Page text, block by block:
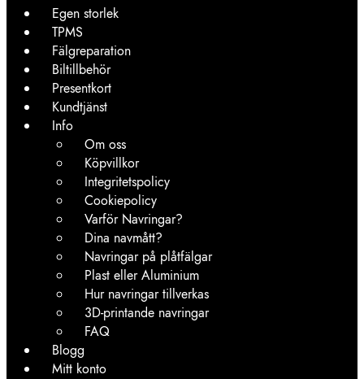
Egen storlek
TPMS
Fälgreparation
Biltillbehör
Presentkort
Kundtjänst
Info
Om oss
Köpvillkor
Integritetspolicy
Cookiepolicy
Varför Navringar?
Dina navmått?
Navringar på plåtfälgar
Plast eller Aluminium
Hur navringar tillverkas
3D-printande navringar
FAQ
Blogg
Mitt konto